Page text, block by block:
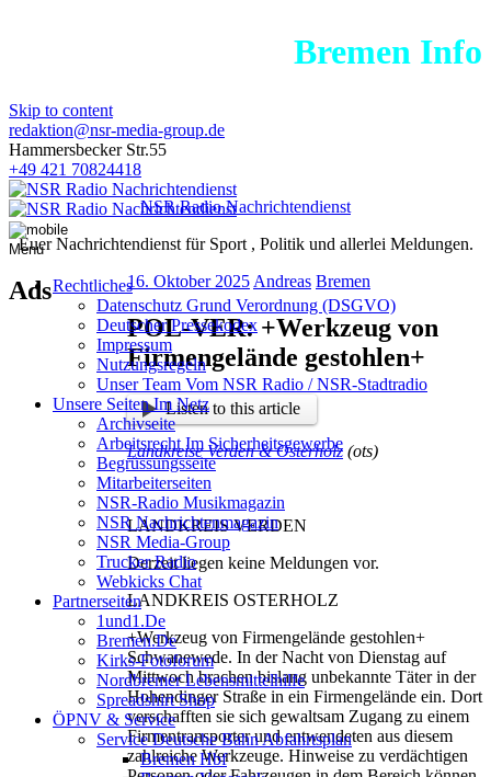
Bremen
Skip to content
redaktion@nsr-media-group.de
Hammersbecker Str.55
+49 421 70824418
Menu
Rechtliches
Datenschutz Grund Verordnung (DSGVO)
Deutscher Pressekodex
Impressum
Nutzungsregeln
Unser Team Vom NSR Radio / NSR-Stadtradio
Unsere Seiten Im Netz
Archivseite
Arbeitsrecht Im Sicherheitsgewerbe
Begrüssungsseite
Mitarbeiterseiten
NSR-Radio Musikmagazin
NSR Nachrichtenmagazin
NSR Media-Group
Trucker Radio
Webkicks Chat
Partnerseiten
1und1.de
Bremen.de
Kirks-Fotoforum
Nordbremer Lebensmittelhilfe
Spreadshirt Shop
ÖPNV & Service
Service Deutsche Bahn Abfahrtsplan
Bremen Hbf
NSR Radio Nachrichtendienst
Euer Nachrichtendienst für Sport , Politik und allerlei Meldungen.
16. Oktober 2025 Andreas Bremen
POL-VER: +Werkzeug von
Firmengelände gestohlen+
Listen to this article
Landkreise Verden & Osterholz (ots)
LANDKREIS VERDEN
Derzeit liegen keine Meldungen vor.
LANDKREIS OSTERHOLZ
+Werkzeug von Firmengelände gestohlen+
Schwanewede. In der Nacht von Dienstag auf
Mittwoch brachen bislang unbekannte Täter in der
Hohendinger Straße in ein Firmengelände ein. Dort
verschafften sie sich gewaltsam Zugang zu einem
Firmentransporter und entwendeten aus diesem
zahlreiche Werkzeuge. Hinweise zu verdächtigen
Ads